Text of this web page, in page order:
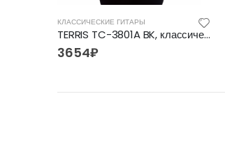
КЛАССИЧЕСКИЕ ГИТАРЫ
TERRIS TC-3801A BK, классическая гитара
3654₽